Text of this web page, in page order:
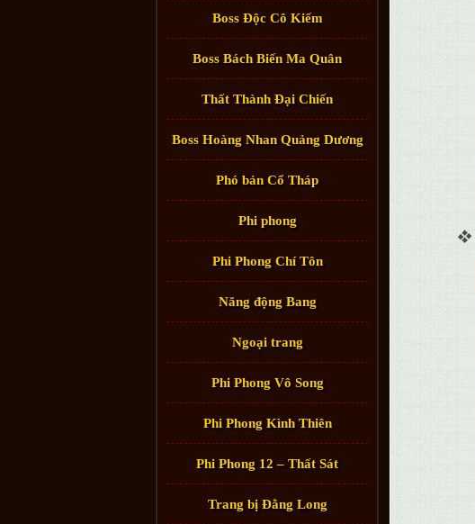
Boss Độc Cô Kiếm
Boss Bách Biến Ma Quân
Thất Thành Đại Chiến
Boss Hoàng Nhan Quảng Dương
Phó bản Cổ Tháp
Phi phong
Phi Phong Chí Tôn
Năng động Bang
Ngoại trang
Phi Phong Vô Song
Phi Phong Kình Thiên
Phi Phong 12 – Thất Sát
Trang bị Đằng Long